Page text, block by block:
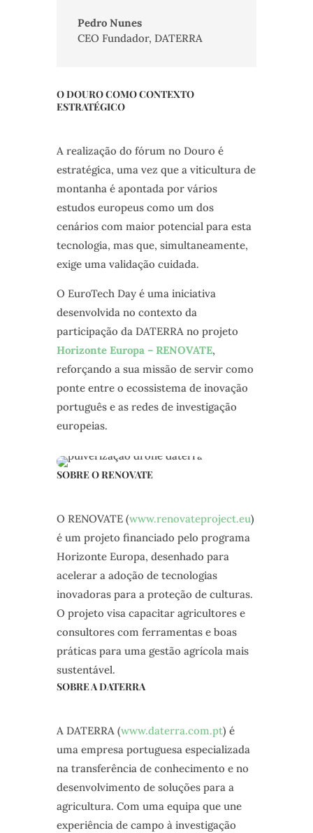
Pedro Nunes
CEO Fundador, DATERRA
O DOURO COMO CONTEXTO
ESTRATÉGICO
A realização do fórum no Douro é
estratégica, uma vez que a viticultura de
montanha é apontada por vários
estudos europeus como um dos
cenários com maior potencial para esta
tecnologia, mas que, simultaneamente,
exige uma validação cuidada.
O EuroTech Day é uma iniciativa
desenvolvida no contexto da
participação da DATERRA no projeto
Horizonte Europa – RENOVATE,
reforçando a sua missão de servir como
ponte entre o ecossistema de inovação
português e as redes de investigação
europeias.
SOBRE O RENOVATE
O RENOVATE (www.renovateproject.eu)
é um projeto financiado pelo programa
Horizonte Europa, desenhado para
acelerar a adoção de tecnologias
inovadoras para a proteção de culturas.
O projeto visa capacitar agricultores e
consultores com ferramentas e boas
práticas para uma gestão agrícola mais
sustentável.
SOBRE A DATERRA
A DATERRA (www.daterra.com.pt) é
uma empresa portuguesa especializada
na transferência de conhecimento e no
desenvolvimento de soluções para a
agricultura. Com uma equipa que une
experiência de campo à investigação